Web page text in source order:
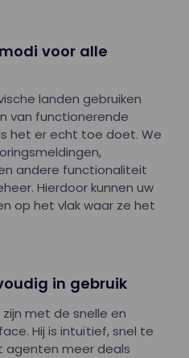
voor alle
landen gebruiken
van functionerende
het er echt toe doet. We
andere functionaliteit
Hierdoor kunnen uw
op het vlak waar ze het
in gebruik
met de snelle en
Hij is intuïtief, snel te
agenten meer deals